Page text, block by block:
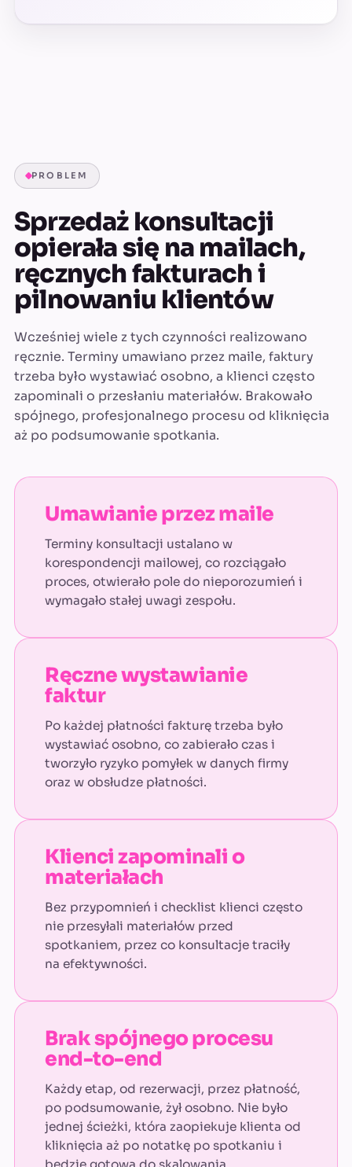
PROBLEM
Sprzedaż konsultacji
opierała się na mailach,
ręcznych fakturach i
pilnowaniu klientów
Wcześniej wiele z tych czynności realizowano
ręcznie. Terminy umawiano przez maile, faktury
trzeba było wystawiać osobno, a klienci często
zapominali o przesłaniu materiałów. Brakowało
spójnego, profesjonalnego procesu od kliknięcia
aż po podsumowanie spotkania.
Umawianie przez maile
Terminy konsultacji ustalano w
korespondencji mailowej, co rozciągało
proces, otwierało pole do nieporozumień i
wymagało stałej uwagi zespołu.
Ręczne wystawianie
faktur
Po każdej płatności fakturę trzeba było
wystawiać osobno, co zabierało czas i
tworzyło ryzyko pomyłek w danych firmy
oraz w obsłudze płatności.
Klienci zapominali o
materiałach
Bez przypomnień i checklist klienci często
nie przesyłali materiałów przed
spotkaniem, przez co konsultacje traciły
na efektywności.
Brak spójnego procesu
end-to-end
Każdy etap, od rezerwacji, przez płatność,
po podsumowanie, żył osobno. Nie było
jednej ścieżki, która zaopiekuje klienta od
kliknięcia aż po notatkę po spotkaniu i